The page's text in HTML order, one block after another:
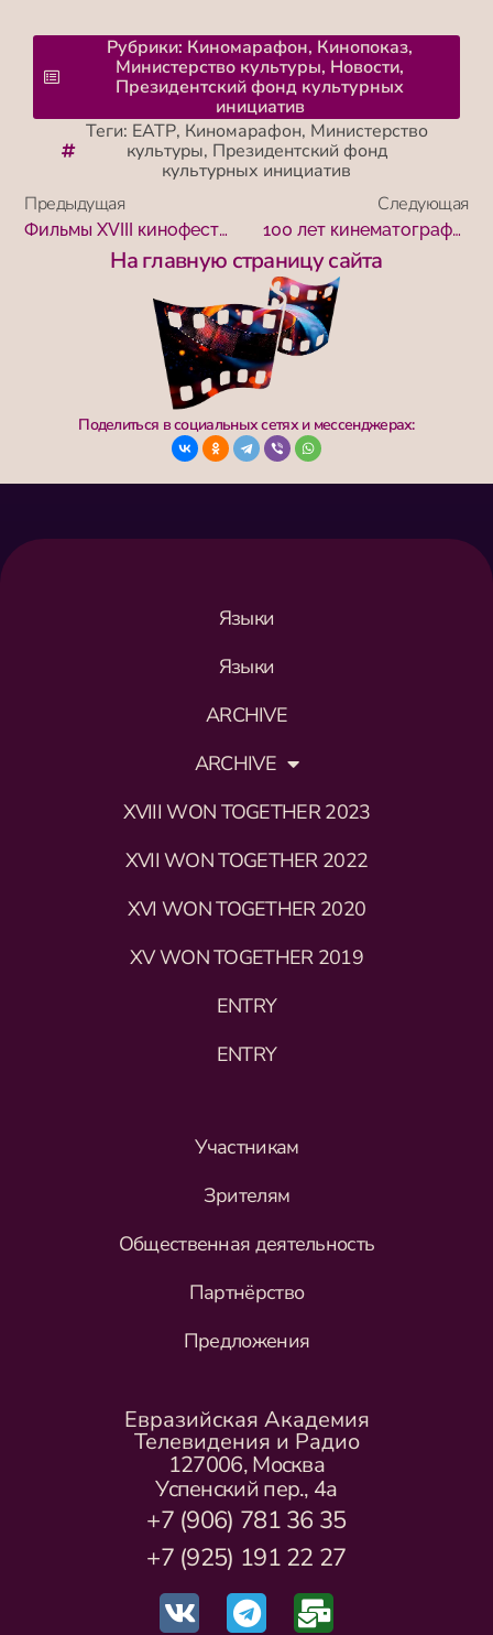
Рубрики: Киномарафон, Кинопоказ,
Министерство культуры, Новости,
Президентский фонд культурных
инициатив
Теги: ЕАТР, Киномарафон, Министерство
культуры, Президентский фонд
культурных инициатив
Предыдущая
Фильмы XVIII кинофестиваля «Победили вместе» покажут в Оренбурге
Следующая
100 лет кинематографу Армении
На главную страницу сайта
Поделиться в социальных сетях и мессенджерах:
Языки
Языки
ARCHIVE
ARCHIVE
XVIII WON TOGETHER 2023
XVII WON TOGETHER 2022
XVI WON TOGETHER 2020
XV WON TOGETHER 2019
ENTRY
ENTRY
Участникам
Зрителям
Общественная деятельность
Партнёрство
Предложения
Евразийская Академия
Телевидения и Радио
127006, Москва
Успенский пер., 4а
+7 (906) 781 36 35
+7 (925) 191 22 27